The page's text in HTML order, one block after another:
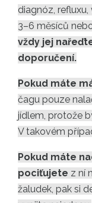
diagnóz,
3–6 měsíců
vždy jej
doporučení.
Pokud máte
čagu pouze
jídlem, protože
V takovém
Pokud máte
pociťujete z ní
žaludek, pak si